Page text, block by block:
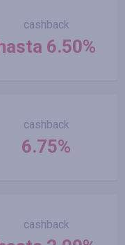
cashback
6.50%
cashback
6.75%
cashback